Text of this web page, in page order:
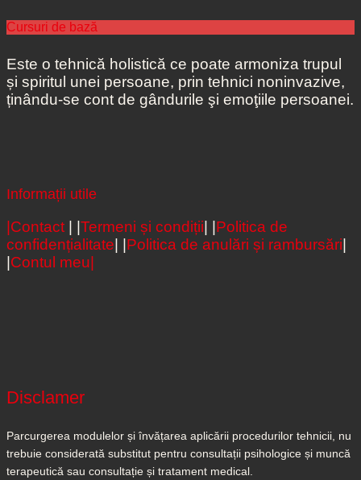
Cursuri de bază
Este o tehnică holistică ce poate armoniza trupul
și spiritul unei persoane, prin tehnici noninvazive,
ținându-se cont de gândurile şi emoţiile persoanei.
Informații utile
|Contact Termeni și condiții
Politica de
confidențialitate
Politica de anulări și rambursări
Contul meu|
Disclamer
Parcurgerea modulelor și învățarea aplicării procedurilor tehnicii, nu
trebuie considerată substitut pentru consultații psihologice și muncă
terapeutică sau consultație și tratament medical.